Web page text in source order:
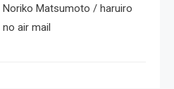
Noriko Matsumoto / haruiro
no air mail